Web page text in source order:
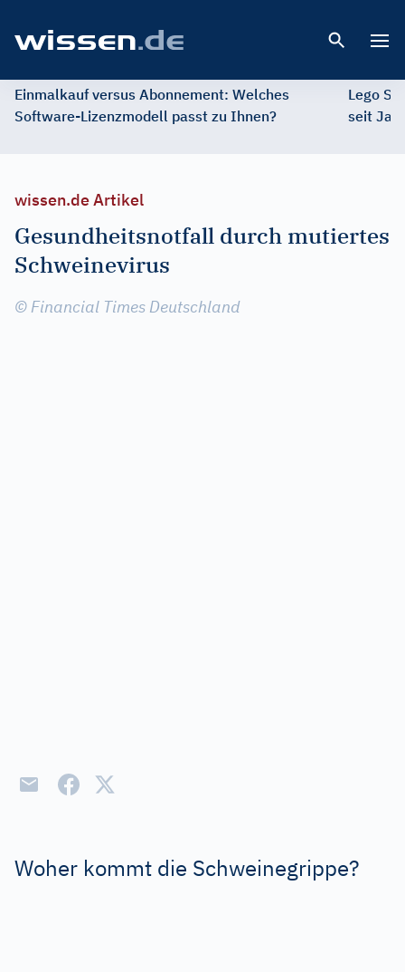
Einmalkauf versus Abonnement: Welches
Software-Lizenzmodell passt zu Ihnen?
Lego
seit
wissen.de Artikel
Gesundheitsnotfall durch mutiertes
Schweinevirus
© Financial Times Deutschland
Woher kommt die Schweinegrippe?